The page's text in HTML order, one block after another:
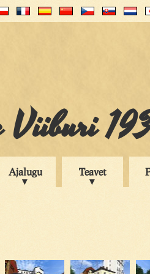
Viiburi
Ajalugu Teavet